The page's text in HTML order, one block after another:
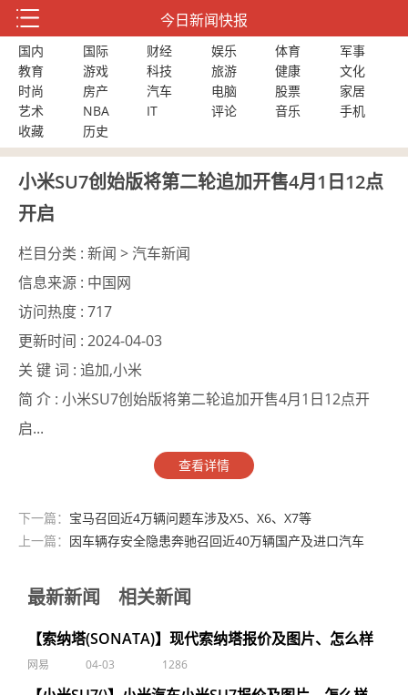
今日新闻快报
国内 国际 财经 娱乐 体育
军事
教育
游戏 科技 旅游 健康
文化
时尚
房产 汽车 电脑 股票
家居
艺术
NBA IT 评论 音乐
手机
收藏
历史
小米SU7创始版将第二轮追加开售4月1日12点
开启
栏目分类 : 新闻 > 汽车新闻
信息来源 : 中国网
访问热度 : 717
更新时间 : 2024-04-03
关 键 词 : 追加,小米
简 介 : 小米SU7创始版将第二轮追加开售4月1日12点开
启...
查看详情
下一篇： 宝马召回近4万辆问题车涉及X5、X6、X7等
上一篇： 因车辆存安全隐患奔驰召回近40万辆国产及进口汽车
最新新闻 相关新闻
【索纳塔(SONATA)】现代索纳塔报价及图片、怎么样
网易 04-03 1286